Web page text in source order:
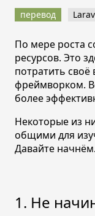
перевод
По мере роста
ресурсов. Это
потратить
фреймворком.
более
Некоторые из
общими для
Давайте начнём.
1. Не